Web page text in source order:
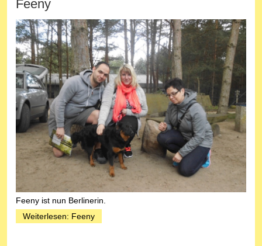
Feeny
Feeny ist nun Berlinerin.
Weiterlesen: Feeny